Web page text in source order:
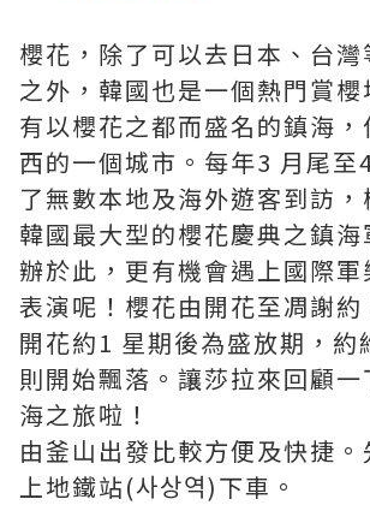
櫻花，除了可以去日本、台灣
之外，韓國也是一個熱門賞櫻
有以櫻花之都而盛名的鎮海
西的一個城市。每年3 月尾至
了無數本地及海外遊客到訪，
韓國最大型的櫻花慶典之鎮海
辦於此，更有機會遇上國際軍
表演呢！櫻花由開花至凋謝約
開花約1 星期後為盛放期，約
則開始飄落。讓莎拉來回顧
海之旅啦！
由釜山出發比較方便及快捷。
上地鐵站(사상역)下車。